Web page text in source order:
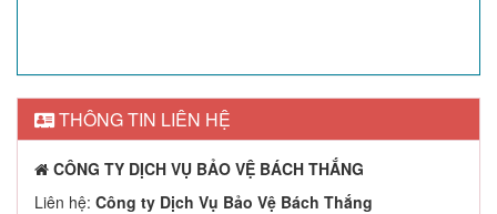
THÔNG TIN LIÊN HỆ
CÔNG TY DỊCH VỤ BẢO VỆ BÁCH THẮNG
Liên hệ: Công ty Dịch Vụ Bảo Vệ Bách Thắng